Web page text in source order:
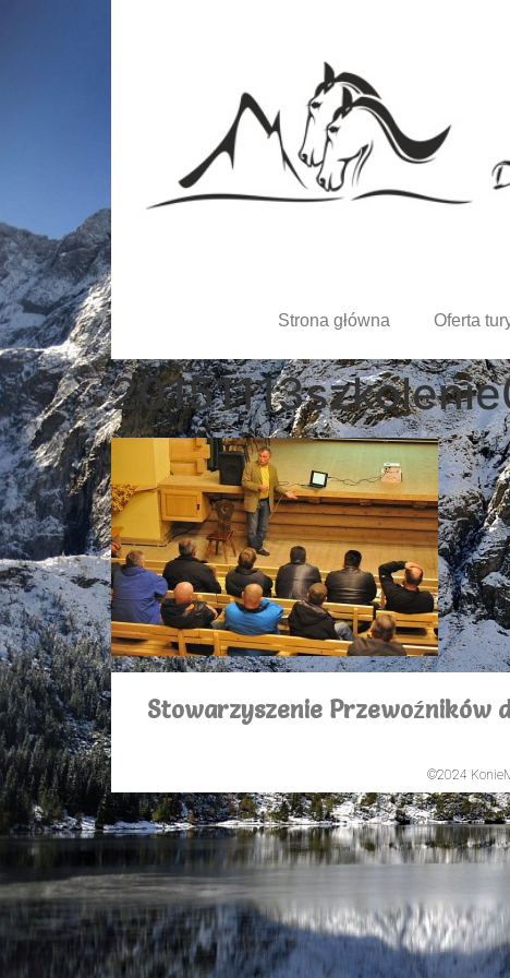
Strona główna Oferta
Stowarzyszenie Przewoźników
©2024